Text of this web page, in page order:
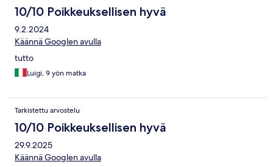
10/10 Poikkeuksellisen hyvä
9.2.2024
Käännä Googlen avulla
tutto
Luigi, 9 yön matka
Tarkistettu arvostelu
10/10 Poikkeuksellisen hyvä
29.9.2025
Käännä Googlen avulla